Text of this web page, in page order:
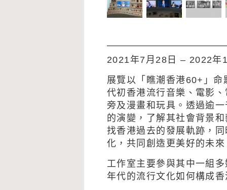
2021年7月28日 – 2022年
展覽以「瞧潮香港60+」
代初香港流行音樂、電影
旁及漫畫和玩具。透過逾
的演變，了解其社會背景
找香港過去的發展軌跡，
化，共同創造更美好的未來
工作室主要參與其中一組
年代的流行文化如何構成